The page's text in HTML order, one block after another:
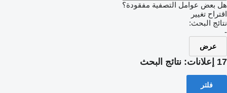
هل بعض عوامل التصفية مفقودة؟
اقتراح تغيير
نتائج البحث:
-
عرض
17 إعلانات: نتائج البحث
فلتر